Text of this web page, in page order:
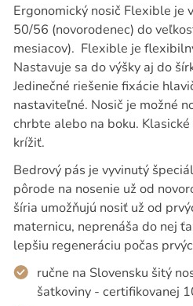
Ergonomický nosič Flexible je
50/56 (novorodenec) do
mesiacov). Flexible je
Nastavuje sa do výšky aj do
Jedinečné riešenie fixácie
nastaviteľné. Nosič je možné
chrbte alebo na boku.
krížiť.
Bedrový pás je vyvinutý
pôrode na nosenie už od
šíria umožňujú nosiť už od
maternicu, neprenáša do nej
lepšiu regeneráciu počas
ručne na Slovensku šitý
šatkoviny - certifikovanej